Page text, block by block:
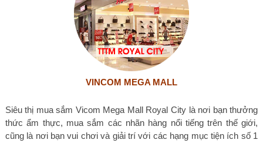
VINCOM MEGA MALL
Siêu thị mua sắm Vicom Mega Mall Royal City là nơi bạn thưởng
thức ẩm thực, mua sắm các nhãn hàng nổi tiếng trên thế giới,
cũng là nơi bạn vui chơi và giải trí với các hạng mục tiện ích số 1